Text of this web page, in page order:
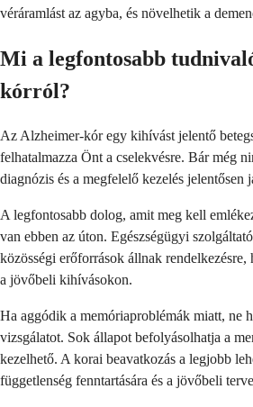
véráramlást az agyba, és növelhetik a
Mi a legfontosabb
kórról?
Az Alzheimer-kór egy kihívást jelentő
felhatalmazza Önt a cselekvésre. Bár még
diagnózis és a megfelelő kezelés jelentősen
A legfontosabb dolog, amit meg kell
van ebben az úton. Egészségügyi
közösségi erőforrások állnak
a jövőbeli kihívásokon.
Ha aggódik a memóriaproblémák miatt, ne
vizsgálatot. Sok állapot befolyásolhatja a
kezelhető. A korai beavatkozás a legjobb
függetlenség fenntartására és a jövőbeli